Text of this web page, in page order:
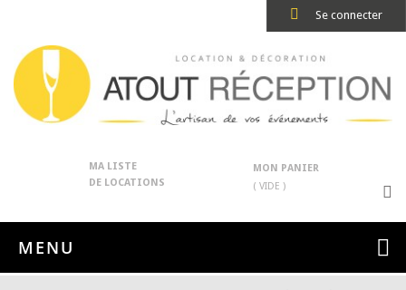
Se connecter
MA LISTE
DE LOCATIONS
MON PANIER
( VIDE )
MENU